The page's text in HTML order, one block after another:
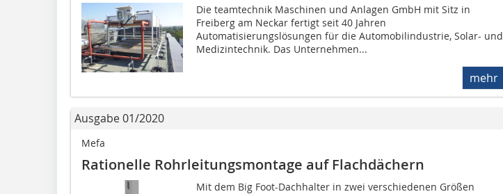
Die teamtechnik Maschinen und Anlagen GmbH mit Sitz in
Freiberg am Neckar fertigt seit 40 Jahren
Automatisierungslösungen für die Automobilindustrie, Solar- und
Medizintechnik. Das Unternehmen...
mehr
Ausgabe 01/2020
Mefa
Rationelle Rohrleitungsmontage auf Flachdächern
Mit dem Big Foot-Dachhalter in zwei verschiedenen Größen